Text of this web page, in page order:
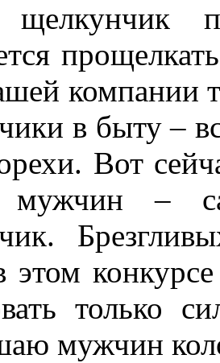
компании
в быту –
Вот
мужчин –
конкурсе
только
мужчин